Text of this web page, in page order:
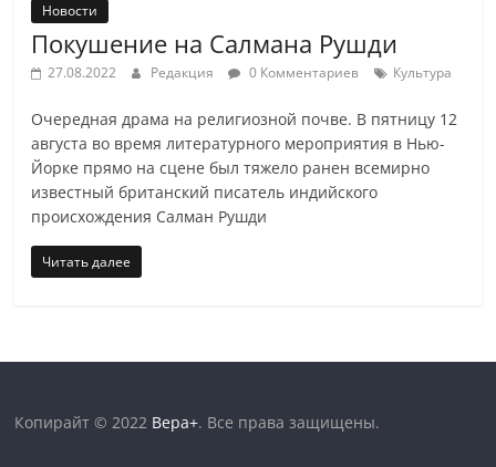
Новости
Покушение на Салмана Рушди
27.08.2022 Редакция 0 Комментариев Культура
Очередная драма на религиозной почве. В пятницу 12
августа во время литературного мероприятия в Нью-
Йорке прямо на сцене был тяжело ранен всемирно
известный британский писатель индийского
происхождения Салман Рушди
Читать далее
Копирайт © 2022 Вера+. Все права защищены.